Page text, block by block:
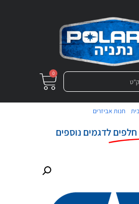
0
חנות אביזרים
חלפים לדגמים נוספים